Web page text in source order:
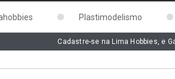
Plastimodelismo
Cadastre-se na Lima Hobbies, e